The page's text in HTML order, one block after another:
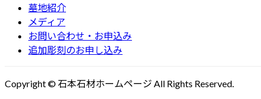
墓地紹介
メディア
お問い合わせ・お申込み
追加彫刻のお申し込み
Copyright © 石本石材ホームページ All Rights Reserved.